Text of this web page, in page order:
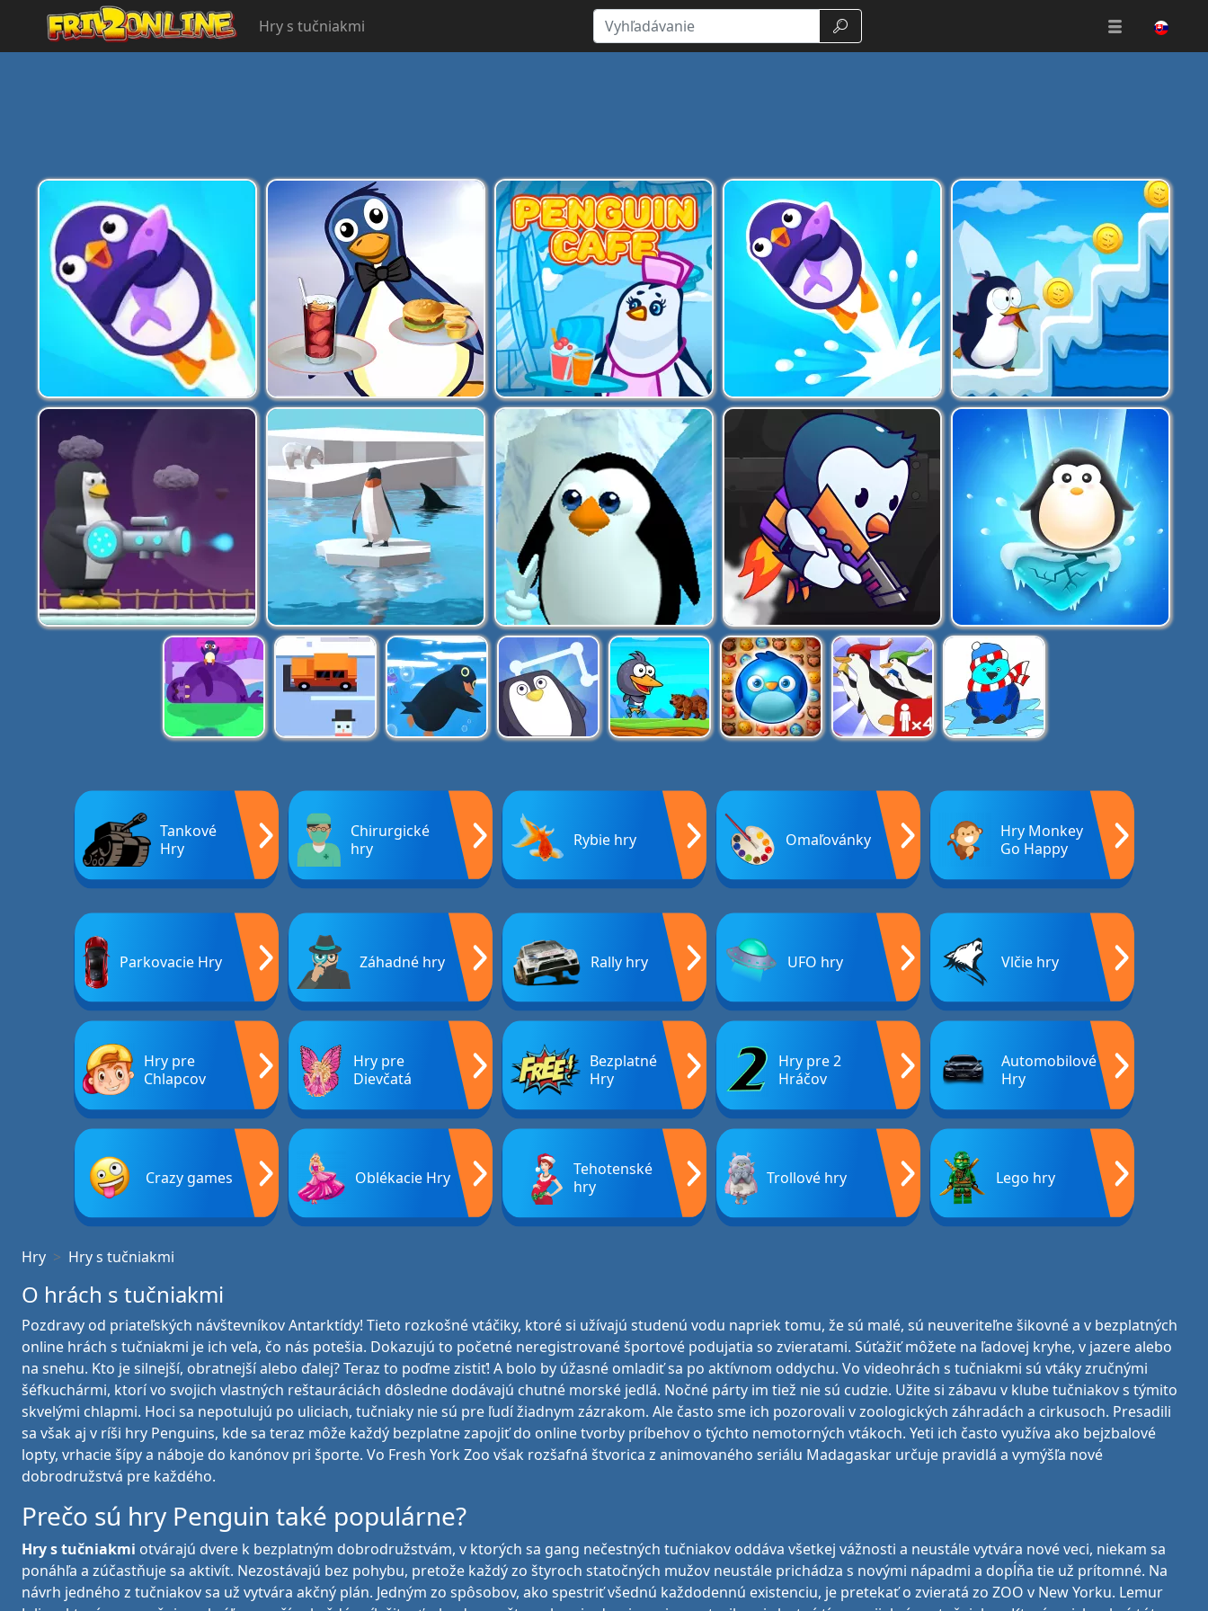
Hry s tučniakmi Vyhľadávanie
Tankové
Hry
Chirurgické
hry
Rybie hry Omaľovánky
Hry Monkey
Go Happy
Parkovacie Hry Záhadné hry Rally hry UFO hry Vlčie hry
Hry pre
Chlapcov
Hry pre
Dievčatá
Bezplatné
Hry
Hry pre 2
Hráčov
Automobilové
Hry
Crazy games Oblékacie Hry
Tehotenské
hry
Trollové hry Lego hry
Hry Hry s tučniakmi
O hrách s tučniakmi
Pozdravy od priateľských návštevníkov Antarktídy! Tieto rozkošné vtáčiky, ktoré si užívajú studenú vodu napriek tomu, že sú malé, sú neuveriteľne šikovné a v bezplatných
online hrách s tučniakmi je ich veľa, čo nás potešia. Dokazujú to početné neregistrované športové podujatia so zvieratami. Súťažiť môžete na ľadovej kryhe, v jazere alebo
na snehu. Kto je silnejší, obratnejší alebo ďalej? Teraz to poďme zistiť! A bolo by úžasné omladiť sa po aktívnom oddychu. Vo videohrách s tučniakmi sú vtáky zručnými
šéfkuchármi, ktorí vo svojich vlastných reštauráciách dôsledne dodávajú chutné morské jedlá. Nočné párty im tiež nie sú cudzie. Užite si zábavu v klube tučniakov s týmito
skvelými chlapmi. Hoci sa nepotulujú po uliciach, tučniaky nie sú pre ľudí žiadnym zázrakom. Ale často sme ich pozorovali v zoologických záhradách a cirkusoch. Presadili
sa však aj v ríši hry Penguins, kde sa teraz môže každý bezplatne zapojiť do online tvorby príbehov o týchto nemotorných vtákoch. Yeti ich často využíva ako bejzbalové
lopty, vrhacie šípy a náboje do kanónov pri športe. Vo Fresh York Zoo však rozšafná štvorica z animovaného seriálu Madagaskar určuje pravidlá a vymýšľa nové
dobrodružstvá pre každého.
Prečo sú hry Penguin také populárne?
Hry s tučniakmi otvárajú dvere k bezplatným dobrodružstvám, v ktorých sa gang nečestných tučniakov oddáva všetkej vážnosti a neustále vytvára nové veci, niekam sa
ponáhľa a zúčastňuje sa aktivít. Nezostávajú bez pohybu, pretože každý zo štyroch statočných mužov neustále prichádza s novými nápadmi a dopĺňa tie už prítomné. Na
návrh jedného z tučniakov sa už vytvára akčný plán. Jedným zo spôsobov, ako spestriť všednú každodennú existenciu, je pretekať o zvieratá zo ZOO v New Yorku. Lemur